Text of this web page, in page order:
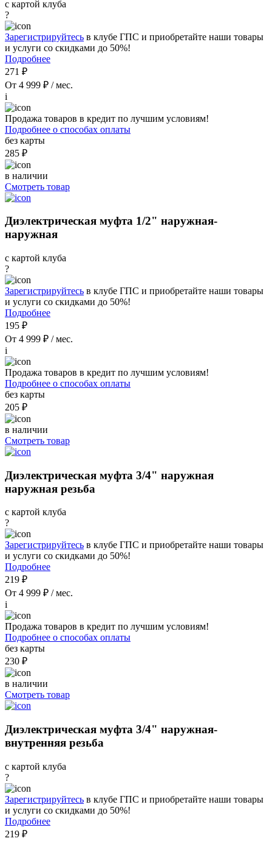
с картой клуба
?
Зарегистрируйтесь в клубе ГПС и приобретайте наши товары
и услуги со скидками до 50%!
Подробнее
271 ₽
От 4 999 ₽ / мес.
i
Продажа товаров в кредит по лучшим условиям!
Подробнее о способах оплаты
без карты
285 ₽
в наличии
Смотреть товар
Диэлектрическая муфта 1/2" наружная-
наружная
с картой клуба
?
Зарегистрируйтесь в клубе ГПС и приобретайте наши товары
и услуги со скидками до 50%!
Подробнее
195 ₽
От 4 999 ₽ / мес.
i
Продажа товаров в кредит по лучшим условиям!
Подробнее о способах оплаты
без карты
205 ₽
в наличии
Смотреть товар
Диэлектрическая муфта 3/4" наружная
наружная резьба
с картой клуба
?
Зарегистрируйтесь в клубе ГПС и приобретайте наши товары
и услуги со скидками до 50%!
Подробнее
219 ₽
От 4 999 ₽ / мес.
i
Продажа товаров в кредит по лучшим условиям!
Подробнее о способах оплаты
без карты
230 ₽
в наличии
Смотреть товар
Диэлектрическая муфта 3/4" наружная-
внутренняя резьба
с картой клуба
?
Зарегистрируйтесь в клубе ГПС и приобретайте наши товары
и услуги со скидками до 50%!
Подробнее
219 ₽